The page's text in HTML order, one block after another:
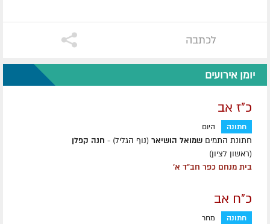
לכתבה
יומן אירועים
כ"ז אב
חתונה היום
חתונת התמים שמואל הושיאר (נוף הגליל) - חנה קפלן
(ראשון לציון)
בית מנחם כפר חב"ד א'
כ"ח אב
חתונה מחר